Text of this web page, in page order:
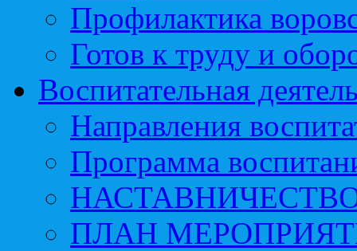
Профилактика
Готов к труду и
Воспитательная
Направления
Программа
ПЛАН МЕРОПРИЯТИЙ